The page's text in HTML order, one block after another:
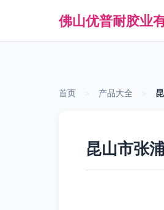
佛山优普耐胶业
首页 产品大全
昆山市张